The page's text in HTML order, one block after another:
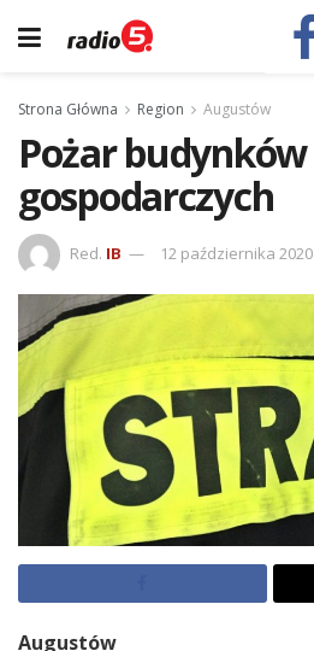
Strona Główna Region Augustów
Pożar budynków
gospodarczych
Red. IB 12 października 2020
Augustów